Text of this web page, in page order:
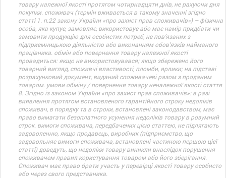
товару належної якості протягом чотирнадцяти днів, не рахуючи дня
покупки. споживач (термін вживається в такому значенні згідно
статті 1. п.22 закону України «про захист прав споживачів») – фізична
особа, яка купує, замовляє, використовує або має намір придбати чи
замовити продукцію для особистих потреб, не пов’язаних з
підприємницькою діяльністю або виконанням обов’язків найманого
працівника. обмін або повернення товару належної якості
провадиться: якщо не використовувався; якщо збережено його
товарний вигляд, споживчі властивості, пломби, ярлики; на підставі
розрахунковий документ, виданий споживачеві разом з проданим
товаром. умови обміну / повернення товару неналежної якості стаття
8. Згідно із законом України «про захист прав споживачів»: в разі
виявлення протягом встановленого гарантійного строку недоліків
споживач, в порядку та в строки, встановлені законодавством, має
право вимагати безоплатного усунення недоліків товару в розумний
строк. вимоги споживача, передбачених цією статтею, не підлягають
задоволенню, якщо продавець, виробник (підприємство, що
задовольняє вимоги споживача, встановлені частиною першою цієї
статті) доведуть, що недоліки товару виникли внаслідок порушення
споживачем правил користування товаром або його зберігання.
Споживач має право брати участь у перевірці якості товару особисто
або через свого представника.